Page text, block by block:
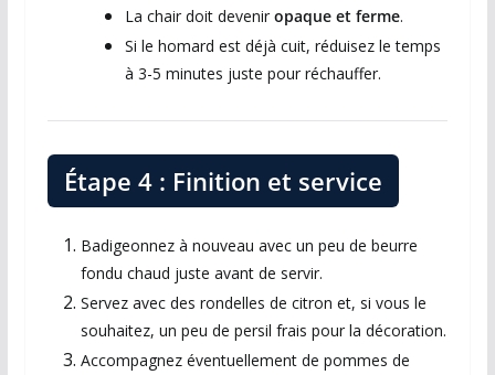
La chair doit devenir opaque et ferme.
Si le homard est déjà cuit, réduisez le temps
à 3-5 minutes juste pour réchauffer.
Étape 4 : Finition et service
Badigeonnez à nouveau avec un peu de beurre
fondu chaud juste avant de servir.
Servez avec des rondelles de citron et, si vous le
souhaitez, un peu de persil frais pour la décoration.
Accompagnez éventuellement de pommes de